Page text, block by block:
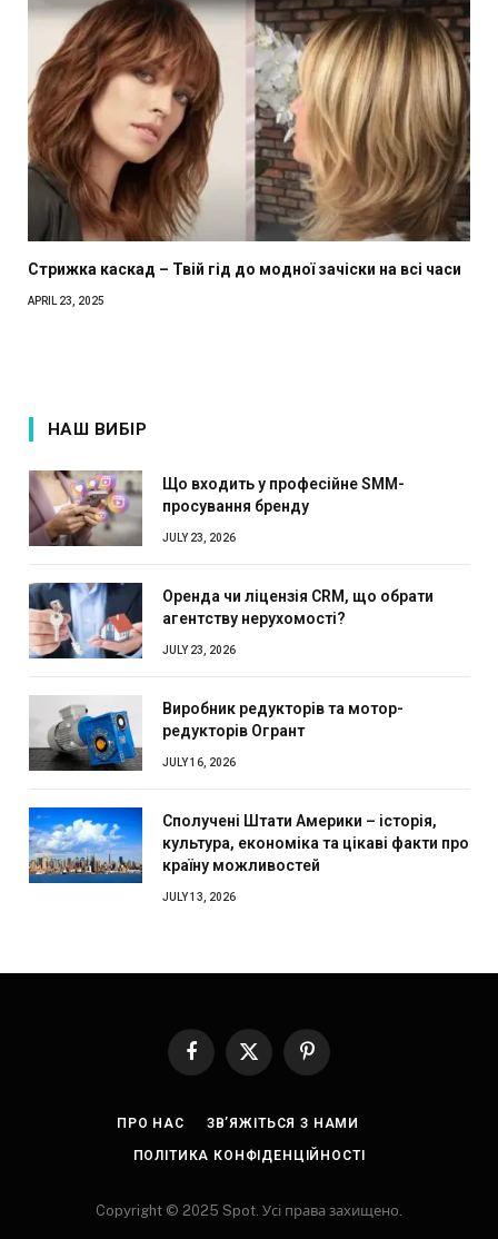
Стрижка каскад – Твій гід до модної зачіски на всі часи
APRIL 23, 2025
НАШ ВИБІР
Що входить у професійне SMM-
просування бренду
JULY 23, 2026
Оренда чи ліцензія CRM, що обрати
агентству нерухомості?
JULY 23, 2026
Виробник редукторів та мотор-
редукторів Огрант
JULY 16, 2026
Сполучені Штати Америки – історія,
культура, економіка та цікаві факти про
країну можливостей
JULY 13, 2026
Facebook
X
Pinterest
ПРО НАС ЗВ’ЯЖІТЬСЯ З НАМИ
ПОЛІТИКА КОНФІДЕНЦІЙНОСТІ
Copyright © 2025 Spot. Усі права захищено.